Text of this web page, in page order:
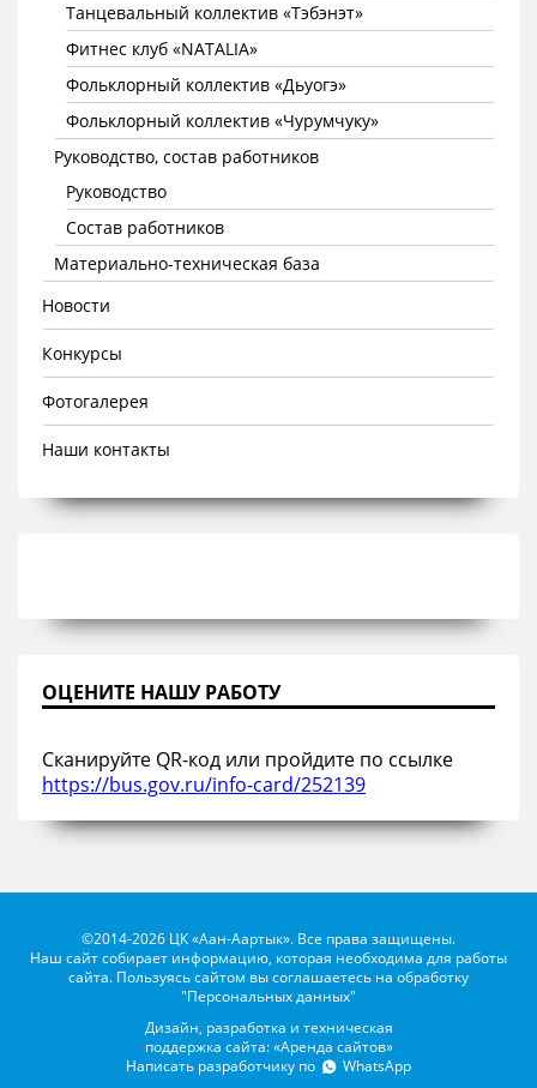
Танцевальный коллектив «Тэбэнэт»
Фитнес клуб «NATALIA»
Фольклорный коллектив «Дьуогэ»
Фольклорный коллектив «Чурумчуку»
Руководство, состав работников
Руководство
Состав работников
Материально-техническая база
Новости
Конкурсы
Фотогалерея
Наши контакты
ОЦЕНИТЕ НАШУ РАБОТУ
Сканируйте QR-код или пройдите по ссылке
https://bus.gov.ru/info-card/252139
©2014-2026 ЦК «Аан-Аартык». Все права защищены.
Наш сайт собирает информацию, которая необходима для работы
сайта. Пользуясь сайтом вы соглашаетесь на обработку
"Персональных данных"
Дизайн, разработка и техническая
поддержка сайта: «Аренда сайтов»
Написать разработчику по
WhatsApp